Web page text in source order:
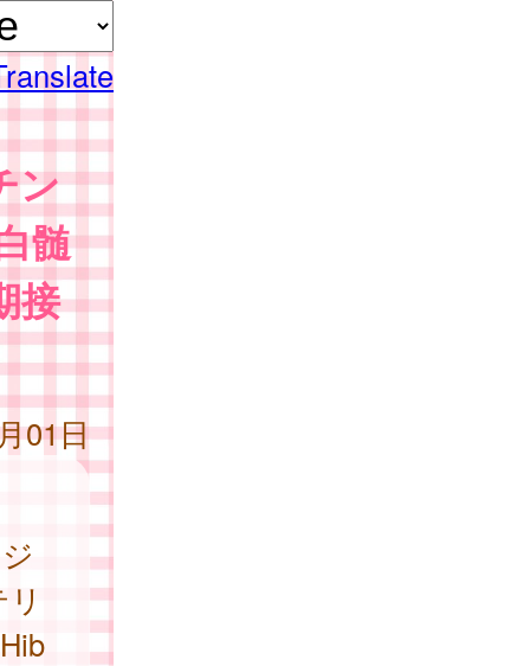
ン
髄
接
01日